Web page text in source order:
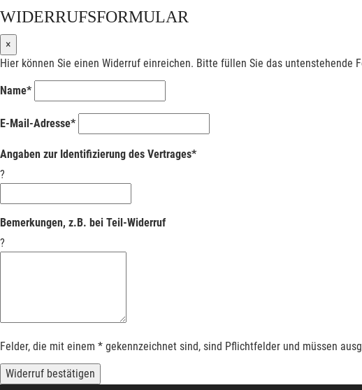
WIDERRUFSFORMULAR
×
Hier können Sie einen Widerruf einreichen. Bitte füllen Sie das untenstehende
Name*
E-Mail-Adresse*
Angaben zur Identifizierung des Vertrages*
?
Bemerkungen, z.B. bei Teil-Widerruf
?
Felder, die mit einem * gekennzeichnet sind, sind Pflichtfelder und müssen
Widerruf bestätigen